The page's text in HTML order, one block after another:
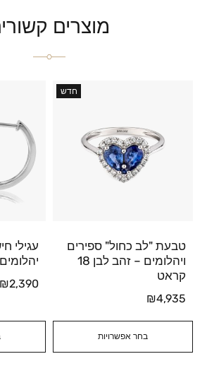
מוצרים
חדש
בחר אפשרויות
טבעת "לב כחול" ספירים
ויהלומים – זהב לבן 18
קראט
₪4,935
עגילי
יהלומים
₪2,390